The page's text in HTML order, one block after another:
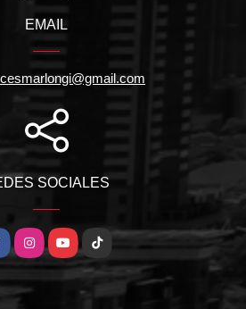
EMAIL
SOCIALES
InstagramYouTubeTikTok